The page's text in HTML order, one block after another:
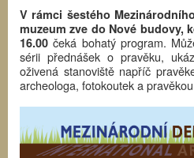
V rámci šestého
muzeum zve do Nové budovy,
16.00 čeká bohatý program.
sérii přednášek o pravěku,
oživená stanoviště napříč
archeologa, fotokoutek a